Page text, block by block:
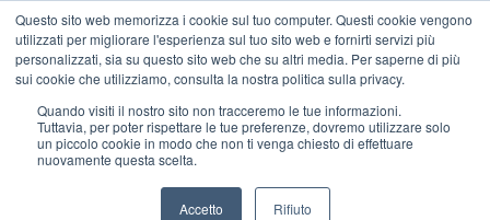
Questo sito web memorizza i cookie sul tuo computer. Questi cookie vengono
utilizzati per migliorare l'esperienza sul tuo sito web e fornirti servizi più
personalizzati, sia su questo sito web che su altri media. Per saperne di più
sui cookie che utilizziamo, consulta la nostra politica sulla privacy.
Quando visiti il ​​nostro sito non tracceremo le tue informazioni.
Tuttavia, per poter rispettare le tue preferenze, dovremo utilizzare solo
un piccolo cookie in modo che non ti venga chiesto di effettuare
nuovamente questa scelta.
Accetto Rifiuto